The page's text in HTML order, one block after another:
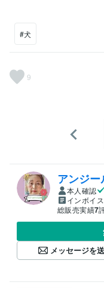
#犬
9
アンジ
本人確認
インボイ
総販売実績7
メッセージを